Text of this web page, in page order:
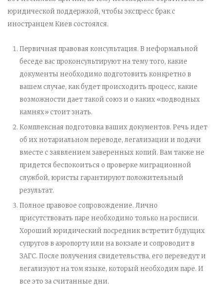
юридической поддержкой, чтобы экспресс брак с
иностранцем Киев состоялся.
Первичная правовая консультация. В неформальной
беседе вас проконсультируют на тему того, какие
документы необходимо подготовить конкретно в
вашем случае, как будет происходить процесс, какие
возможности дает такой союз и о каких «подводных
камнях» стоит знать.
Комплексная подготовка ваших документов. Речь идет
об их нотариальном переводе, легализации и подачи
вместе с заявлением заверенных копий. Вам также не
придется беспокоиться о проверке миграционной
службой, юристы гарантируют положительный
результат.
Полное правовое сопровождение. Лично
присутствовать паре необходимо только на росписи.
Хороший юридический посредник встретит будущих
супругов в аэропорту или на вокзале и сопроводит в
ЗАГС. После получения свидетельства, его переведут и
легализуют на том языке, который необходим паре. И
все это за считанные дни.